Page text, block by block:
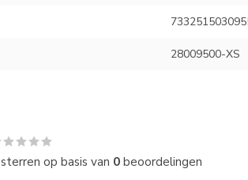
28009500-XS
sterren op basis van 0beoordelingen